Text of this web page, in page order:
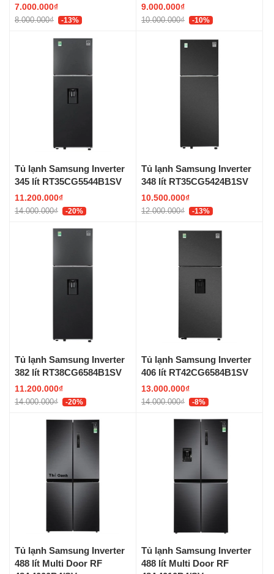
7.000.000₫
8.000.000₫ -13%
9.000.000₫
10.000.000₫ -10%
Tủ lạnh Samsung Inverter
345 lít RT35CG5544B1SV
11.200.000₫
14.000.000₫ -20%
Tủ lạnh Samsung Inverter
348 lít RT35CG5424B1SV
10.500.000₫
12.000.000₫ -13%
Tủ lạnh Samsung Inverter
382 lít RT38CG6584B1SV
11.200.000₫
14.000.000₫ -20%
Tủ lạnh Samsung Inverter
406 lít RT42CG6584B1SV
13.000.000₫
14.000.000₫ -8%
Tủ lạnh Samsung Inverter
488 lít Multi Door RF
Tủ lạnh Samsung Inverter
488 lít Multi Door RF